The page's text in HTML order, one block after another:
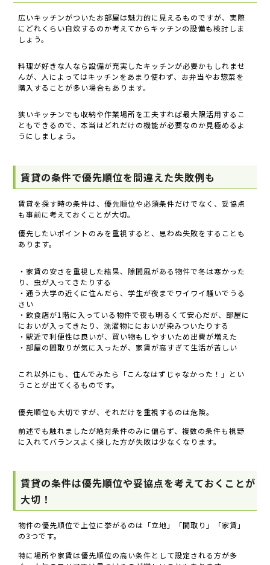
広いキッチンがついたお部屋は魅力的に見えるものですが、実際
にどれくらい自炊するのか考えてからキッチンの設備も検討しま
しょう。
料理が好きな人なら設備が充実したキッチンが必要かもしれませ
んが、人によってはキッチンをあまり使わず、お弁当やお惣菜を
購入することが多い場合もあります。
狭いキッチンでも収納や作業場所を工夫すれば最大限活用するこ
ともできるので、本当はどれだけの機能が必要なのか見極めるよ
うにしましょう。
賃貸の条件で優先順位を間違えた失敗例も
賃貸を探す時の条件は、優先順位や必須条件だけでなく、妥協点
も事前に考えておくことが大切。
優先したいポイントのみを重視すると、思わぬ失敗をすることも
あります。
・家賃の安さを重視した結果、隙間風がある物件で冬は寒かった
り、虫が入ってきたりする
・通う大学の近くに住んだら、学生が夜までワイワイ騒いでうる
さい
・飲食店が1階に入っている物件で夜も明るくて安心だが、部屋に
においが入ってきたり、洗濯物ににおいが染みついたりする
・駅近で利便性は良いが、買い物もしやすいため出費が増えた
・部屋の間取りが気に入ったが、家賃が高すぎて生活が苦しい
これ以外にも、住んでみたら「こんなはずじゃなかった！」とい
うことが出てくるものです。
優先順位も大切ですが、それだけを重視するのは危険。
前述でも触れましたが絶対条件のみに偏らず、複数の条件も視野
に入れてバランスよく探した方が失敗は少なくなります。
賃貸の条件は優先順位や妥協点を考えておくことが
大切！
物件の優先順位で上位に挙がるのは「立地」「間取り」「家賃」
の3つです。
特に場所や家賃は優先順位の高い条件として設定される方が多